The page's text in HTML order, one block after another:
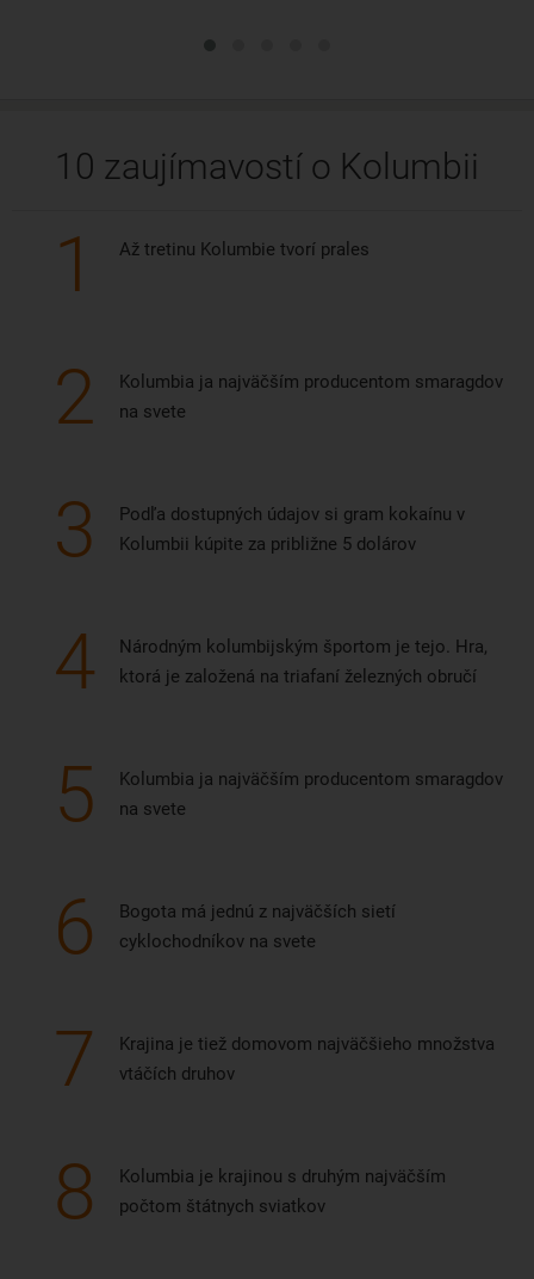
10 zaujímavostí o Kolumbii
1 Až tretinu Kolumbie tvorí prales
2
Kolumbia ja najväčším producentom smaragdov
na svete
3
Podľa dostupných údajov si gram kokaínu v
Kolumbii kúpite za približne 5 dolárov
4
Národným kolumbijským športom je tejo. Hra,
ktorá je založená na triafaní železných obručí
5
Kolumbia ja najväčším producentom smaragdov
na svete
6
Bogota má jednú z najväčších sietí
cyklochodníkov na svete
7
Krajina je tiež domovom najväčšieho množstva
vtáčích druhov
8
Kolumbia je krajinou s druhým najväčším
počtom štátnych sviatkov